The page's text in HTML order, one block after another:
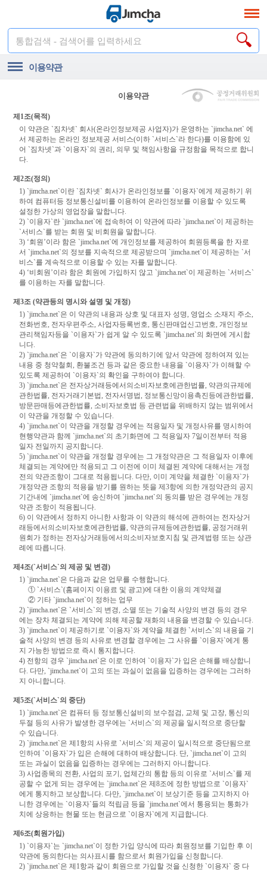
통합검색 - 검색어를 입력하세요
이용약관
이용약관
제1조(목적)
이 약관은 `짐차넷` 회사(온라인정보제공 사업자)가 운영하는 `jimcha.net` 에
서 제공하는 온라인 정보제공 서비스(이하 `서비스`라 한다)를 이용함에 있
어 `짐차넷`과 `이용자`의 권리, 의무 및 책임사항을 규정함을 목적으로 합니
다.
제2조(정의)
1) `jimcha.net`이란 `짐차넷` 회사가 온라인정보를 `이용자`에게 제공하기 위
하여 컴퓨터등 정보통신설비를 이용하여 온라인정보를 이용할 수 있도록
설정한 가상의 영업장을 말합니다.
2) `이용자`란 `jimcha.net`에 접속하여 이 약관에 따라 `jimcha.net`이 제공하는
`서비스`를 받는 회원 및 비회원을 말합니다.
3) ‘회원’이라 함은 `jimcha.net`에 개인정보를 제공하여 회원등록을 한 자로
서 `jimcha.net`의 정보를 지속적으로 제공받으며 `jimcha.net`이 제공하는 `서
비스`를 계속적으로 이용할 수 있는 자를 말합니다.
4) ‘비회원’이라 함은 회원에 가입하지 않고 `jimcha.net`이 제공하는 `서비스`
를 이용하는 자를 말합니다.
제3조 (약관등의 명시와 설명 및 개정)
1) `jimcha.net`은 이 약관의 내용과 상호 및 대표자 성명, 영업소 소재지 주소,
전화번호, 전자우편주소, 사업자등록번호, 통신판매업신고번호, 개인정보
관리책임자등을 `이용자`가 쉽게 알 수 있도록 `jimcha.net`의 화면에 게시합
니다.
2) `jimcha.net`은 `이용자`가 약관에 동의하기에 앞서 약관에 정하여져 있는
내용 중 청약철회, 환불조건 등과 같은 중요한 내용을 `이용자`가 이해할 수
있도록 제공하여 `이용자`의 확인을 구하여야 합니다.
3) `jimcha.net`은 전자상거래등에서의소비자보호에관한법률, 약관의규제에
관한법률, 전자거래기본법, 전자서명법, 정보통신망이용촉진등에관한법률,
방문판매등에관한법률, 소비자보호법 등 관련법을 위배하지 않는 범위에서
이 약관을 개정할 수 있습니다.
4) `jimcha.net`이 약관을 개정할 경우에는 적용일자 및 개정사유를 명시하여
현행약관과 함께 `jimcha.net`의 초기화면에 그 적용일자 7일이전부터 적용
일자 전일까지 공지합니다.
5) `jimcha.net`이 약관을 개정할 경우에는 그 개정약관은 그 적용일자 이후에
체결되는 계약에만 적용되고 그 이전에 이미 체결된 계약에 대해서는 개정
전의 약관조항이 그대로 적용됩니다. 다만, 이미 계약을 체결한 `이용자`가
개정약관 조항의 적용을 받기를 원하는 뜻을 제3항에 의한 개정약관의 공지
기간내에 `jimcha.net`에 송신하여 `jimcha.net`의 동의를 받은 경우에는 개정
약관 조항이 적용됩니다.
6) 이 약관에서 정하지 아니한 사항과 이 약관의 해석에 관하여는 전자상거
래등에서의소비자보호에관한법률, 약관의규제등에관한법률, 공정거래위
원회가 정하는 전자상거래등에서의소비자보호지침 및 관계법령 또는 상관
례에 따릅니다.
제4조(`서비스`의 제공 및 변경)
1) `jimcha.net`은 다음과 같은 업무를 수행합니다.
① `서비스`(홈페이지 이용료 및 광고)에 대한 이용의 계약체결
② 기타 `jimcha.net`이 정하는 업무
2) `jimcha.net`은 `서비스`의 변경, 소멸 또는 기술적 사양의 변경 등의 경우
에는 장차 체결되는 계약에 의해 제공할 재화의 내용을 변경할 수 있습니다.
3) `jimcha.net`이 제공하기로 `이용자`와 계약을 체결한 `서비스`의 내용을 기
술적 사양의 변경 등의 사유로 변경할 경우에는 그 사유를 `이용자`에게 통
지 가능한 방법으로 즉시 통지합니다.
4) 전항의 경우 `jimcha.net`은 이로 인하여 `이용자`가 입은 손해를 배상합니
다. 다만, `jimcha.net`이 고의 또는 과실이 없음을 입증하는 경우에는 그러하
지 아니합니다.
제5조(`서비스`의 중단)
1) `jimcha.net`은 컴퓨터 등 정보통신설비의 보수점검, 교체 및 고장, 통신의
두절 등의 사유가 발생한 경우에는 `서비스`의 제공을 일시적으로 중단할
수 있습니다.
2) `jimcha.net`은 제1항의 사유로 `서비스`의 제공이 일시적으로 중단됨으로
인하여 `이용자`가 입은 손해에 대하여 배상합니다. 단, `jimcha.net`이 고의
또는 과실이 없음을 입증하는 경우에는 그러하지 아니합니다.
3) 사업종목의 전환, 사업의 포기, 업체간의 통합 등의 이유로 `서비스`를 제
공할 수 없게 되는 경우에는 `jimcha.net`은 제8조에 정한 방법으로 `이용자`
에게 통지하고 보상합니다. 다만, `jimcha.net`이 보상기준 등을 고지하지 아
니한 경우에는 `이용자`들의 적립금 등을 `jimcha.net`에서 통용되는 통화가
치에 상응하는 현물 또는 현금으로 `이용자`에게 지급합니다.
제6조(회원가입)
1) `이용자`는 `jimcha.net`이 정한 가입 양식에 따라 회원정보를 기입한 후 이
약관에 동의한다는 의사표시를 함으로서 회원가입을 신청합니다.
2) `jimcha.net`은 제1항과 같이 회원으로 가입할 것을 신청한 `이용자` 중 다